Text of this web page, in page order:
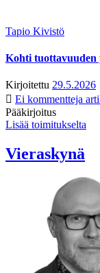
Tapio Kivistö
Kohti tuottavuuden
Kirjoitettu 29.5.2026
Ei kommentteja
Pääkirjoitus
Lisää toimitukselta
Vieraskynä